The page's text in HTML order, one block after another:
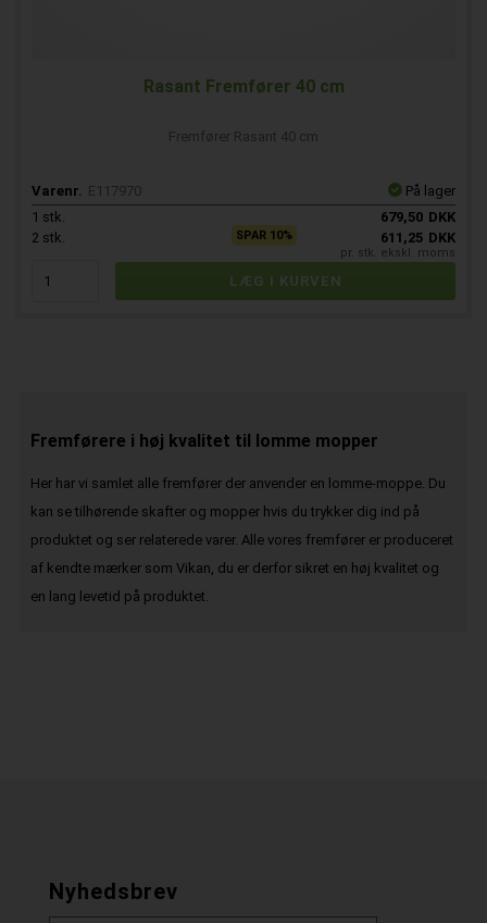
Rasant Fremfører 40 cm
Fremfører Rasant 40 cm
Varenr. E117970
På lager
1 stk. 679,50 DKK
2 stk. SPAR 10% 611,25 DKK
pr. stk. ekskl. moms
Fremførere i høj kvalitet til lomme mopper
Her har vi samlet alle fremfører der anvender en lomme-moppe. Du
kan se tilhørende skafter og mopper hvis du trykker dig ind på
produktet og ser relaterede varer. Alle vores fremfører er produceret
af kendte mærker som Vikan, du er derfor sikret en høj kvalitet og
en lang levetid på produktet.
Nyhedsbrev